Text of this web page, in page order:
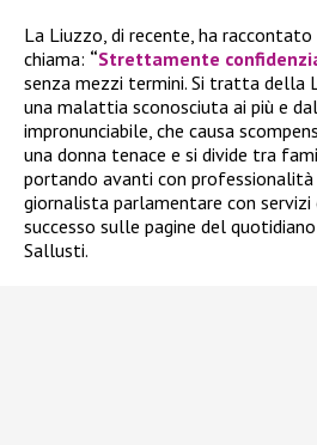
La Liuzzo, di recente, ha
chiama: “Strettamente
senza mezzi termini. Si tratta della
una malattia sconosciuta ai più e
impronunciabile, che causa
una donna tenace e si divide tra
portando avanti con
giornalista parlamentare con servizi
successo sulle pagine del
Sallusti.